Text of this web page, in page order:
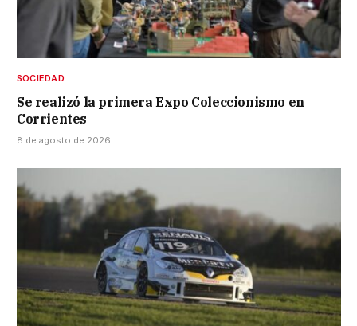
SOCIEDAD
Se realizó la primera Expo Coleccionismo en
Corrientes
8 de agosto de 2026